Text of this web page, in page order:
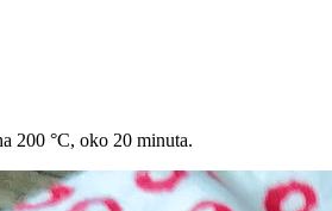
200 °C, oko 20 minuta.